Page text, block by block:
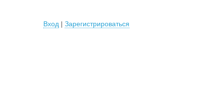
Вход | Зарегистрироваться